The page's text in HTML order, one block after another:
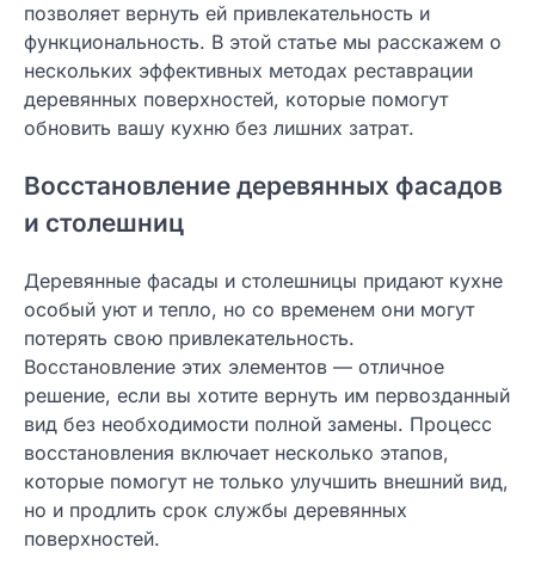
позволяет вернуть ей привлекательность и
функциональность. В этой статье мы расскажем о
нескольких эффективных методах реставрации
деревянных поверхностей, которые помогут
обновить вашу кухню без лишних затрат.
Восстановление деревянных фасадов
и столешниц
Деревянные фасады и столешницы придают кухне
особый уют и тепло, но со временем они могут
потерять свою привлекательность.
Восстановление этих элементов — отличное
решение, если вы хотите вернуть им первозданный
вид без необходимости полной замены. Процесс
восстановления включает несколько этапов,
которые помогут не только улучшить внешний вид,
но и продлить срок службы деревянных
поверхностей.